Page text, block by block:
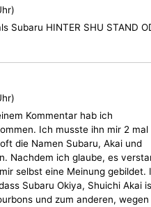
Subaru HINTER SHU STAND
Kommentar hab ich
Ich musste ihn mir 2 mal
die Namen Subaru, Akai und
Nachdem ich glaube, es
selbst eine Meinung gebildet.
Subaru Okiya, Shuichi Akai
und zum anderen, wegen